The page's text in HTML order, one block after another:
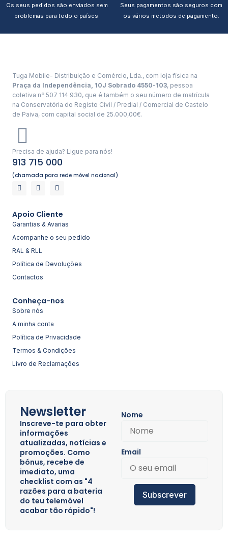
Os seus pedidos são enviados sem
problemas para todo o países.
Seus pagamentos são seguros com
os vários metodos de pagamento.
Tuga Mobile- Distribuição e Comércio, Lda., com loja física na
Praça da Independência, 10J Sobrado 4550-103, pessoa
coletiva nº 507 114 930, que é também o seu número de matrícula
na Conservatória do Registo Civil / Predial / Comercial de Castelo
de Paiva, com capital social de 25.000,00€.
Precisa de ajuda? Ligue para nós!
913 715 000
(chamada para rede móvel nacional)
Apoio Cliente
Garantias & Avarias
Acompanhe o seu pedido
RAL & RLL
Política de Devoluções
Contactos
Conheça-nos
Sobre nós
A minha conta
Política de Privacidade
Termos & Condições
Livro de Reclamações
Newsletter
Inscreve-te para obter
informações
atualizadas, notícias e
promoções. Como
bónus, recebe de
imediato, uma
checklist com as "4
razões para a bateria
do teu telemóvel
acabar tão rápido"!
Nome
Email
Subscrever